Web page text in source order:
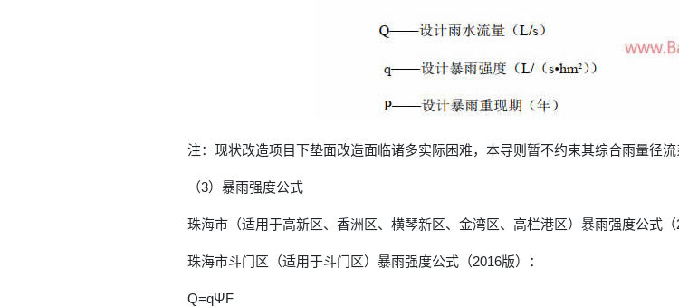
注：现状改造项目下垫面改造面临诸多实际困难，本导则暂不约束其综合雨量径流
（3）暴雨强度公式
珠海市（适用于高新区、香洲区、横琴新区、金湾区、高栏港区）暴雨强度公式（
珠海市斗门区（适用于斗门区）暴雨强度公式（2016版）：
Q=qΨF